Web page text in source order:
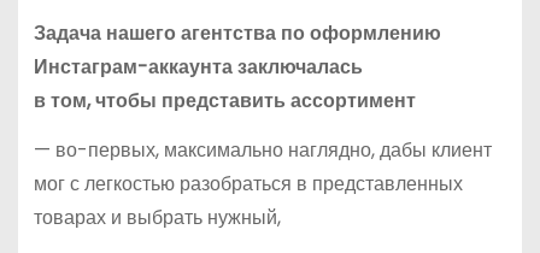
Задача нашего агентства по оформлению
Инстаграм-аккаунта заключалась
в том, чтобы представить ассортимент
— во-первых, максимально наглядно, дабы клиент
мог с легкостью разобраться в представленных
товарах и выбрать нужный,